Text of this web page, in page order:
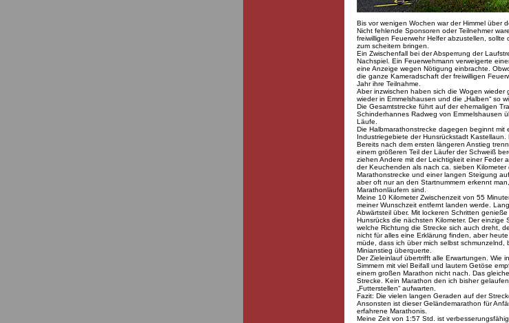
Bis vor wenigen Wochen war der Himmel über
Nicht fehlende Sponsoren oder Teilnehmer
freiwilligen Feuerwehr Helfer abzustellen,
zum scheitern bringen.
Ein Zwischenfall bei der Absperrung der
Nachspiel. Ein Feuerwehmann verweigerte
eine Anzeige wegen Nötigung einbrachte.
die ganze Kameradschaft der freiwilligen
Jahr ihre Teilnahme.
Aber inzwischen haben sich die Wogen
wieder in Emmelshausen und die „Halben“ so
Die Gesamtstrecke führt auf der ehemaligen
Schinderhannes Radweg von Emmelshausen
Läufe.
Die Halbmarathonstrecke dagegen beginnt mit
Industriegebiete der Hunsrückstadt
Bereits nach dem ersten längeren Anstieg
einem größeren Teil der Läufer der Schweiß
ziehen Andere mit der Leichtigkeit einer Feder
der Keuchenden als nach ca. sieben Kilometer
Marathonstrecke und einer langen Steigung
aber oft nur an den Startnummern erkennt
Marathonläufern sind.
Meine 10 Kilometer Zwischenzeit von 55
meiner Wunschzeit entfernt landen werde.
Abwärtsteil über. Mit lockeren Schritten
Hunsrücks die nächsten Kilometer. Der
welche Richtung die Strecke sich auch dreht,
nicht für alles eine Erklärung finden, aber
müde, dass ich über mich selbst
Minianstieg überquerte.
Der Zieleinlauf übertrifft alle Erwartungen. Wie
Simmern mit viel Beifall und lautem Getöse
einem großen Marathon nicht nach. Das
Strecke. Kein Marathon den ich bisher
„Futterstellen“ aufwarten.
Fazit: Die vielen langen Geraden auf der
Ansonsten ist dieser Geländemarathon für
erfahrene Marathonis.
Meine Zeit von 1:57 Std. ist